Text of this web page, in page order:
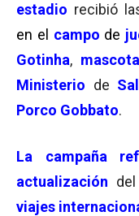
estadio recibió
en el campo de
Gotinha,
Ministerio de
Porco Gobbato.
La campaña
actualización del
viajes